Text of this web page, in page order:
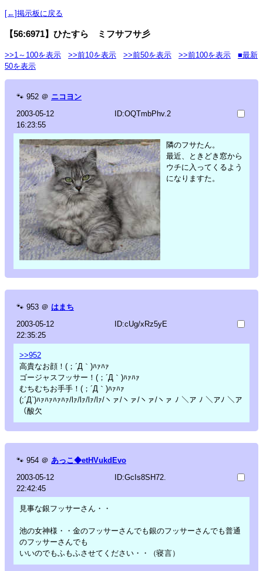
[←]掲示板に戻る
【56:6971】ひたすら ミフサフサ彡
>>1～100を表示 >>前10を表示 >>前50を表示 >>前100を表示
■最新
50を表示
🐾 952 ＠ ニコヨン
2003-05-12
16:23:55
ID:OQTmbPhv.2
隣のフサたん。
最近、ときどき窓から
ウチに入ってくるよう
になりますた。
🐾 953 ＠ はまち
2003-05-12
22:35:25
ID:cUg/xRz5yE
>>952
高貴なお顔！(；´Д｀)ﾊｧﾊｧ
ゴージャスフッサー！(；´Д｀)ﾊｧﾊｧ
むちむちお手手！(；´Д｀)ﾊｧﾊｧ
(;´Д`)ﾊｧﾊｧﾊｧﾊｧ/lｧ/lｧ/lｧ/lｧ/ヽァ/ヽァ/ヽァ/ヽァ ﾉ ＼ア ﾉ ＼アﾉ ＼ア
（酸欠
🐾 954 ＠ あっこ◆etHVukdEvo
2003-05-12
22:42:45
ID:GcIs8SH72.
見事な銀フッサーさん・・
池の女神様・・金のフッサーさんでも銀のフッサーさんでも普通
のフッサーさんでも
いいのでもふもふさせてください・・（寝言）